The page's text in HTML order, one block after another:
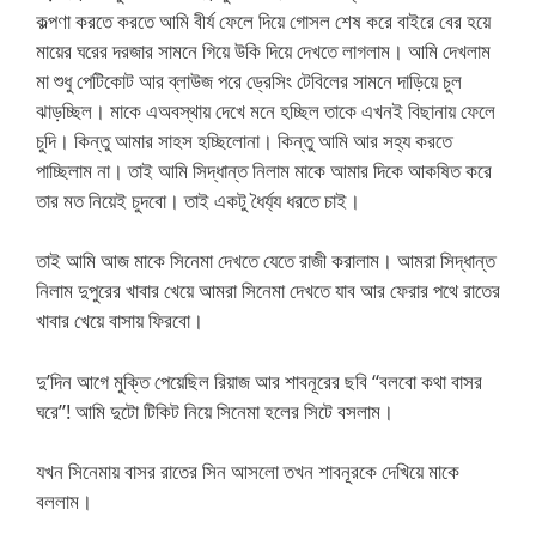
কল্পণা করতে করতে আমি বীর্য ফেলে দিয়ে গোসল শেষ করে বাইরে বের হয়ে
মায়ের ঘরের দরজার সামনে গিয়ে উকি দিয়ে দেখতে লাগলাম। আমি দেখলাম
মা শুধু পেটিকোট আর ব্লাউজ পরে ড্রেসিং টেবিলের সামনে দাড়িয়ে চুল
ঝাড়চ্ছিল। মাকে এঅবস্থায় দেখে মনে হচ্ছিল তাকে এখনই বিছানায় ফেলে
চুদি। কিন্তু আমার সাহস হচ্ছিলোনা। কিন্তু আমি আর সহ্য করতে
পাচ্ছিলাম না। তাই আমি সিদ্ধান্ত নিলাম মাকে আমার দিকে আকষিত করে
তার মত নিয়েই চুদবো। তাই একটু ধৈর্য্য ধরতে চাই।
তাই আমি আজ মাকে সিনেমা দেখতে যেতে রাজী করালাম। আমরা সিদ্ধান্ত
নিলাম দুপুরের খাবার খেয়ে আমরা সিনেমা দেখতে যাব আর ফেরার পথে রাতের
খাবার খেয়ে বাসায় ফিরবো।
দু’দিন আগে মুক্তি পেয়েছিল রিয়াজ আর শাবনূরের ছবি “বলবো কথা বাসর
ঘরে”! আমি দুটো টিকিট নিয়ে সিনেমা হলের সিটে বসলাম।
যখন সিনেমায় বাসর রাতের সিন আসলো তখন শাবনূরকে দেখিয়ে মাকে
বললাম।